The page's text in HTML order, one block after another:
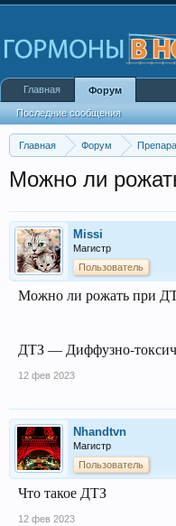
Главная Форум
Можно ли
Missi
Магистр
Пользователь
Можно ли рожать при
ДТЗ — Диффузно-
12 фев 2023
Nhandtvn
Магистр
Пользователь
Что такое ДТЗ
12 фев 2023
Главная Форум
Последние сообщения